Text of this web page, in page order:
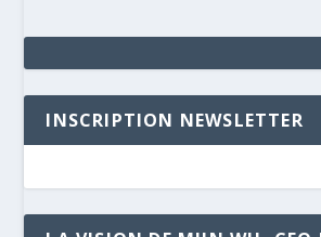
INSCRIPTION NEWSLETTER